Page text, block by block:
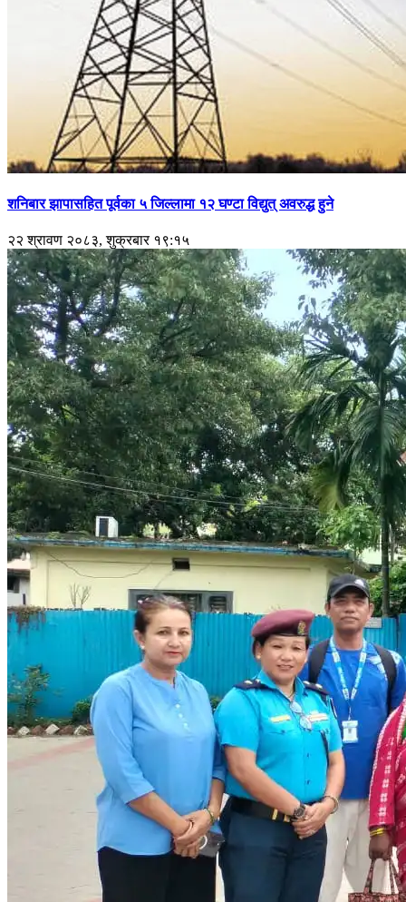
शनिबार झापासहित पूर्वका ५ जिल्लामा १२ घण्टा विद्युत् अवरुद्ध हुने
२२ श्रावण २०८३, शुक्रबार १९:१५